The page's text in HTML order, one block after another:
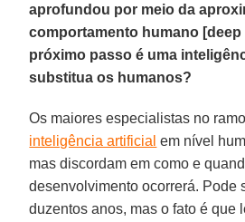
aprofundou por meio da
comportamento humano [deep
próximo passo é uma
substitua os humanos?
Os maiores especialistas no
inteligência artificial em nível
mas discordam em como e
desenvolvimento ocorrerá. Pode
duzentos anos, mas o fato é que